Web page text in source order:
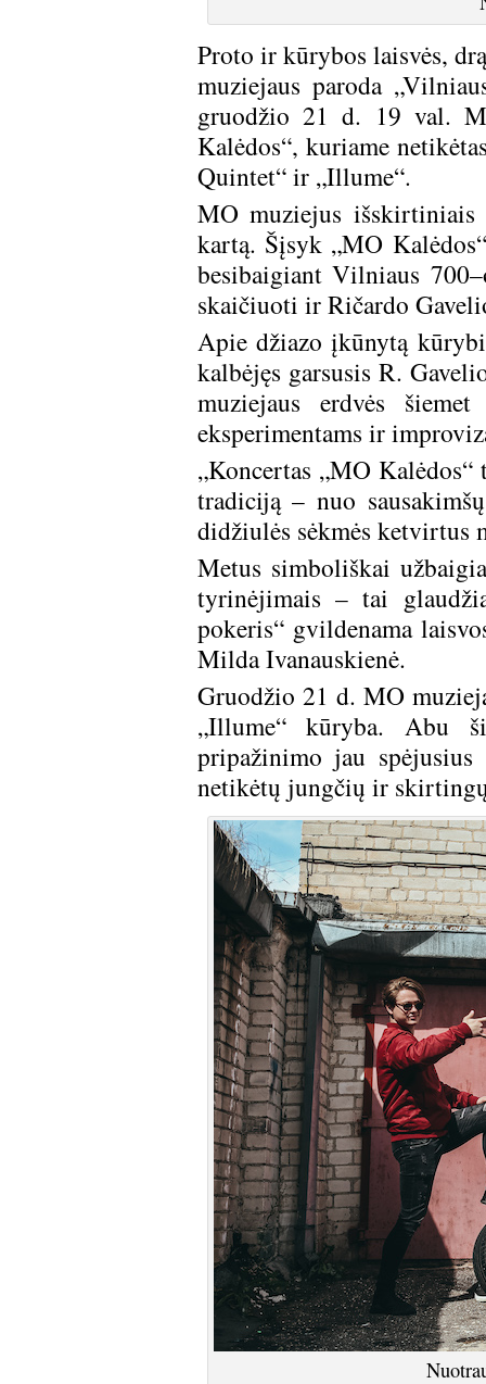
Proto ir kūrybos laisvės,
muziejaus paroda
gruodžio 21 d. 19 val.
Kalėdos“, kuriame
Quintet“ ir
MO muziejus
kartą. Šįsyk „MO
besibaigiant Vilniaus
skaičiuoti ir Ričardo
Apie džiazo įkūnytą
kalbėjęs garsusis R.
muziejaus erdvės
eksperimentams ir
„Koncertas „MO
tradiciją – nuo
didžiulės sėkmės ketvirtus
Metus simboliškai
tyrinėjimais – tai
pokeris“ gvildenama
Milda Ivanauskienė.
Gruodžio 21 d. MO
„Illume“ kūryba. Abu
pripažinimo jau
netikėtų jungčių ir